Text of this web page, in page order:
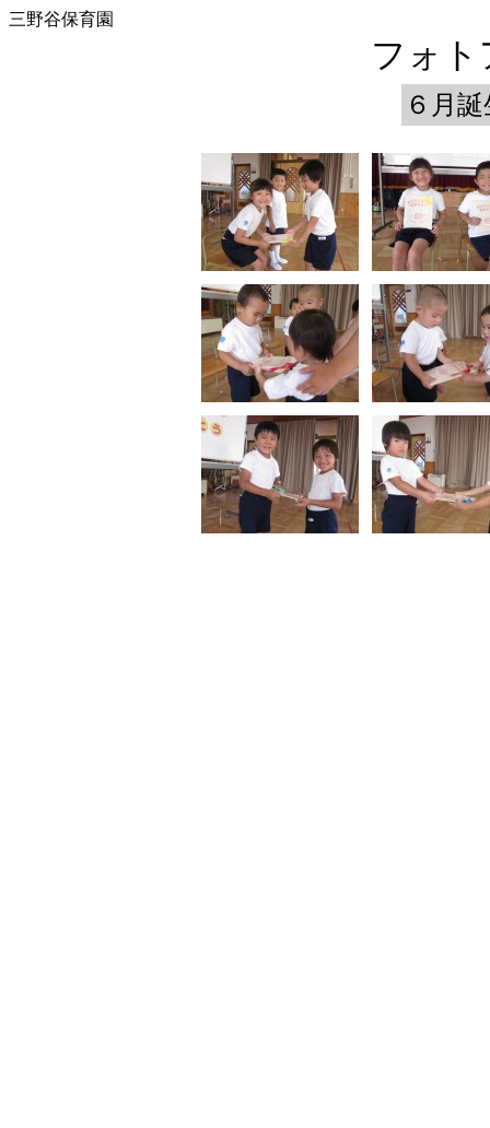
三野谷保育園
フォト
６月